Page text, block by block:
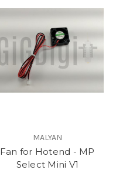
MALYAN
Fan for Hotend - MP
Select Mini V1